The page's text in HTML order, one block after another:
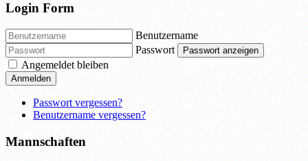
Login Form
Benutzername
Passwort
Passwort anzeigen
Angemeldet bleiben
Anmelden
Passwort vergessen?
Benutzername vergessen?
Mannschaften